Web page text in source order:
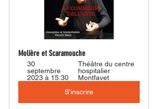
Molière et Scaramouche
30
septembre
2023 à 15:30
Théâtre du centre
hospitalier
Montfavet
S'inscrire